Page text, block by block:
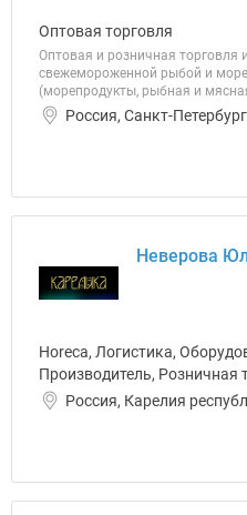
Оптовая торговля
Оптовая и розничная торговля
свежемороженной рыбой и
(морепродукты, рыбная и
Россия, Санкт-
Неверова
Horeca, Логистика,
Производитель, Розничная
Россия, Карелия